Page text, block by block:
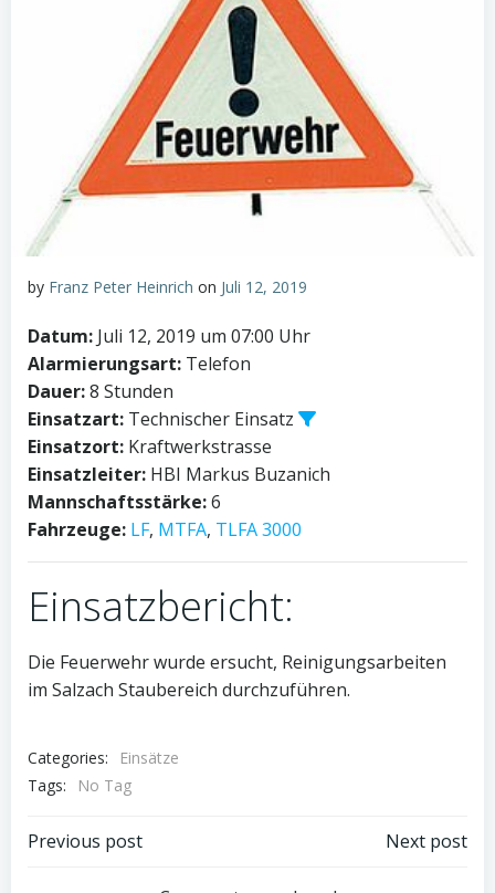
by Franz Peter Heinrich on Juli 12, 2019
Datum: Juli 12, 2019 um 07:00 Uhr
Alarmierungsart: Telefon
Dauer:8 Stunden
Einsatzart: Technischer Einsatz
Einsatzort: Kraftwerkstrasse
Einsatzleiter: HBI Markus Buzanich
Mannschaftsstärke:6
Fahrzeuge: LF, MTFA, TLFA 3000
Einsatzbericht:
Die Feuerwehr wurde ersucht, Reinigungsarbeiten
im Salzach Staubereich durchzuführen.
Categories:
Einsätze
Tags:
No Tag
Post
Previous post Next post